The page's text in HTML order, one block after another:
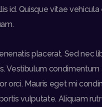
id. Quisque vitae
placerat. Sed nec
Vestibulum condimentum
orci. Mauris eget mi
vulputate. Aliquam